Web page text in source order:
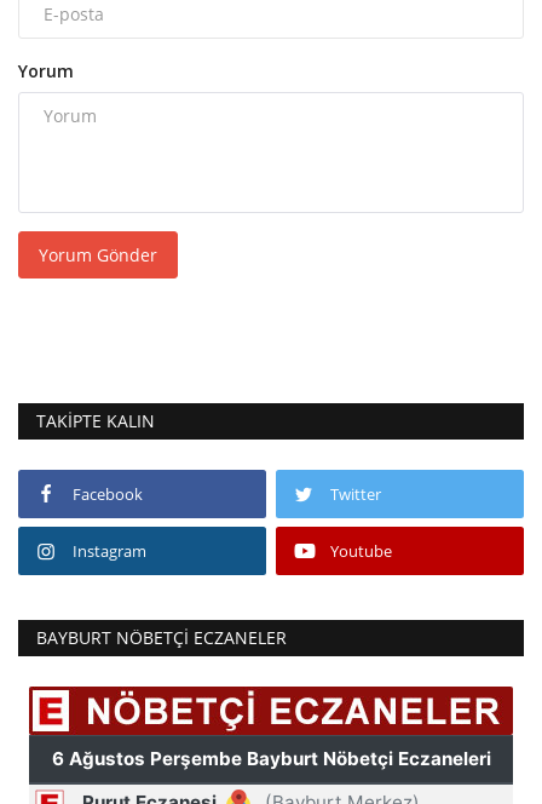
Yorum
Yorum Gönder
TAKIPTE KALIN
Facebook Twitter
Instagram Youtube
BAYBURT NÖBETÇI ECZANELER